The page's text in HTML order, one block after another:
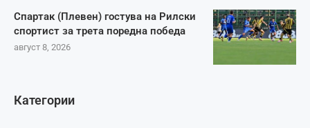
Спартак (Плевен) гостува на Рилски
спортист за трета поредна победа
август 8, 2026
Категории